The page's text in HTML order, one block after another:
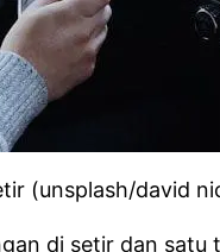
(unsplash/david
di setir dan